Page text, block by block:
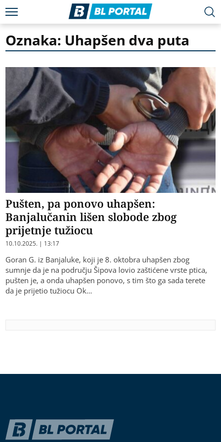
Oznaka: Uhapšen dva puta
Pušten, pa ponovo uhapšen:
Banjalučanin lišen slobode zbog
prijetnje tužiocu
10.10.2025. | 13:17
Goran G. iz Banjaluke, koji je 8. oktobra uhapšen zbog
sumnje da je na području Šipova lovio zaštićene vrste ptica,
pušten je, a onda uhapšen ponovo, s tim što ga sada terete
da je prijetio tužiocu Ok…